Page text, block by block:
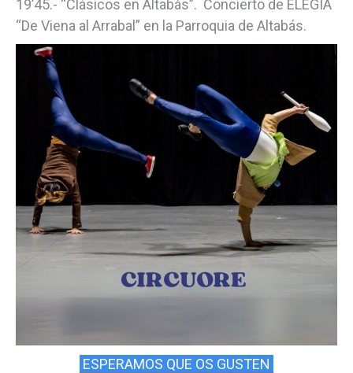
19’45.- “Clásicos en Altabás”. Concierto de ELEGIA
“De Viena al Arrabal” en la Parroquia de Altabás.
ESPERAMOS QUE OS GUSTEN